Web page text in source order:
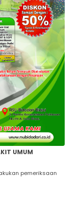
UMUM
pemeriksaan